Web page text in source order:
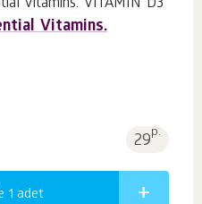
Vitamins.
29p.
1 adet